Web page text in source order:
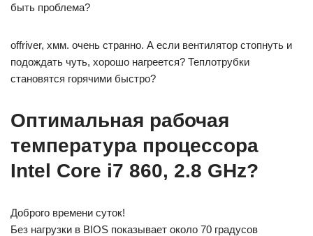
быть проблема?
offriver, хмм. очень странно. А если вентилятор стопнуть и
подождать чуть, хорошо нагреется? Теплотрубки
становятся горячими быстро?
Оптимальная рабочая
температура процессора
Intel Core i7 860, 2.8 GHz?
Доброго времени суток!
Без нагрузки в BIOS показывает около 70 градусов